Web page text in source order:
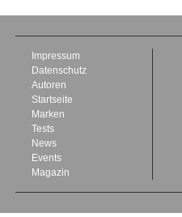
Impressum
Datenschutz
Autoren
Startseite
Marken
Tests
News
Events
Magazin